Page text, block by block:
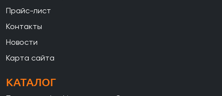
Прайс-лист
Контакты
Новости
Карта сайта
КАТАЛОГ